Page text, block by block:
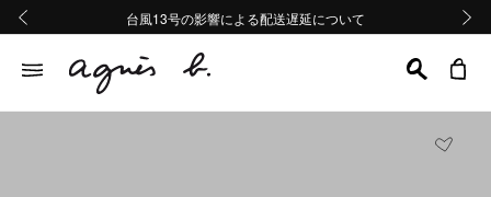
熊本地域地震の影響による配送遅延について
Summer Sale 2buy10%OFF!!
台風13号の影響による配送遅延について
熊本地域地震の影響による配送遅延について
Summer Sale 2buy10%OFF!!